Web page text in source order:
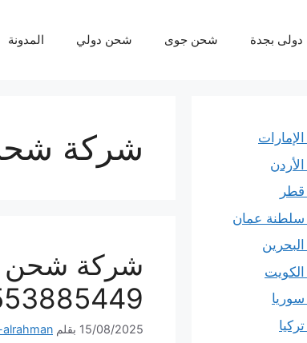
بجدة شحن جوى شحن دولي المدونة
شركة
شركة شحن
0553885449– ثقة وإحترافية
15/08/2025 بقلم
سلطنة عمان